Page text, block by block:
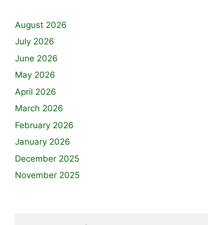
August 2026
July 2026
June 2026
May 2026
April 2026
March 2026
February 2026
January 2026
December 2025
November 2025